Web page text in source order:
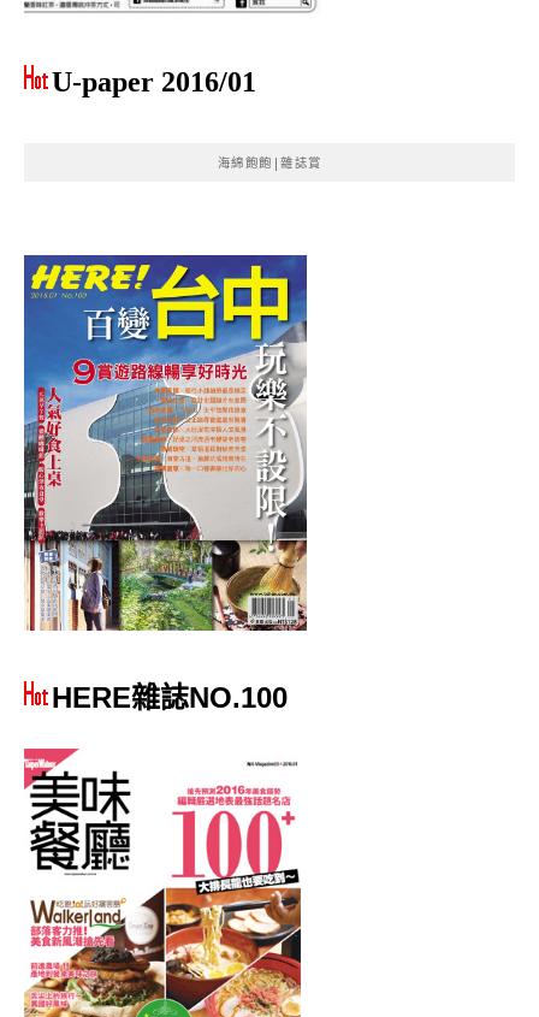
U-paper 2016/01
海綿飽飽|雜誌賞
HERE雜誌NO.100